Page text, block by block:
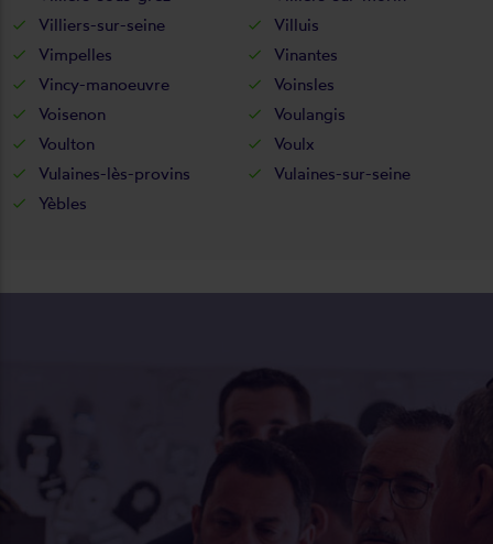
Villiers-sur-seine
Villuis
Vimpelles
Vinantes
Vincy-manoeuvre
Voinsles
Voisenon
Voulangis
Voulton
Voulx
Vulaines-lès-provins
Vulaines-sur-seine
Yèbles